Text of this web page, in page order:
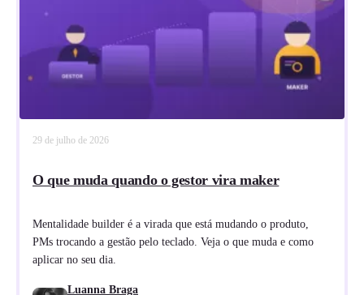
29 de julho de 2026
O que muda quando o gestor vira maker
Mentalidade builder é a virada que está mudando o produto,
PMs trocando a gestão pelo teclado. Veja o que muda e como
aplicar no seu dia.
Luanna Braga